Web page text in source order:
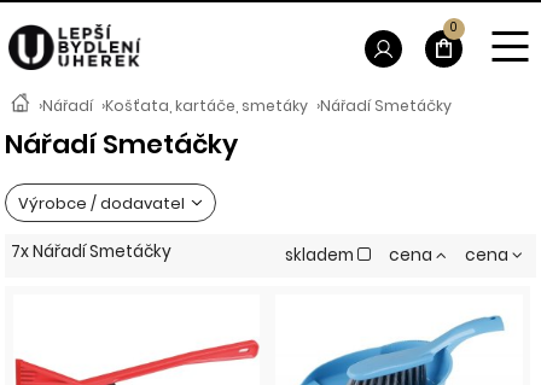
›Nářadí ›Košťata, kartáče, smetáky ›Nářadí Smetáčky
Nářadí Smetáčky
Výrobce / dodavatel
skladem cena cena
7x Nářadí Smetáčky
0